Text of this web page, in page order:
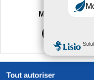
à plusieurs mètres près
reportez-vous à lasection
sur les cookies.
Marketing
Tout autoriser